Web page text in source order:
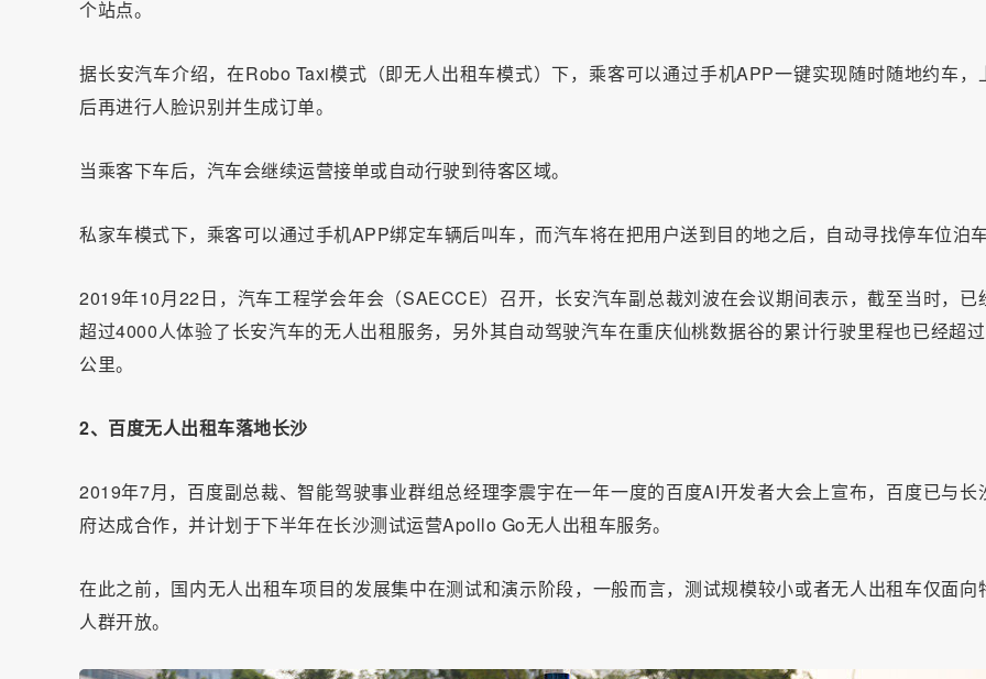
个站点。
据长安汽车介绍，在Robo Taxi模式（即无人出租车模式）下，乘客可以通过手机APP一键实现随时随地约车，
后再进行人脸识别并生成订单。
当乘客下车后，汽车会继续运营接单或自动行驶到待客区域。
私家车模式下，乘客可以通过手机APP绑定车辆后叫车，而汽车将在把用户送到目的地之后，自动寻找停车位泊
2019年10月22日，汽车工程学会年会（SAECCE）召开，长安汽车副总裁刘波在会议期间表示，截至当时，已
超过4000人体验了长安汽车的无人出租服务，另外其自动驾驶汽车在重庆仙桃数据谷的累计行驶里程也已经超
公里。
2、百度无人出租车落地长沙
2019年7月，百度副总裁、智能驾驶事业群组总经理李震宇在一年一度的百度AI开发者大会上宣布，百度已与长
府达成合作，并计划于下半年在长沙测试运营Apollo Go无人出租车服务。
在此之前，国内无人出租车项目的发展集中在测试和演示阶段，一般而言，测试规模较小或者无人出租车仅面向
人群开放。